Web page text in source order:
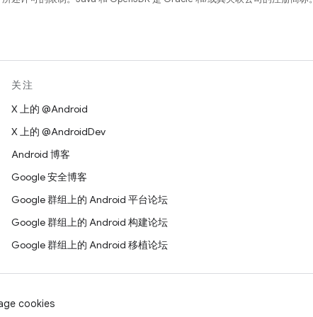
关注
X 上的 @Android
X 上的 @AndroidDev
Android 博客
Google 安全博客
Google 群组上的 Android 平台论坛
Google 群组上的 Android 构建论坛
Google 群组上的 Android 移植论坛
cookies